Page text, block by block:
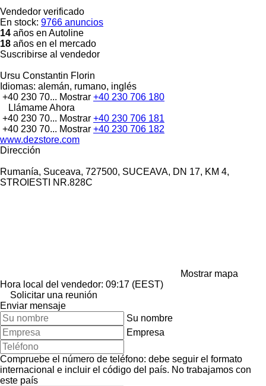
Vendedor verificado
En stock: 9766 anuncios
14 años en Autoline
18 años en el mercado
Suscribirse al vendedor
Ursu Constantin Florin
Idiomas: alemán, rumano, inglés
+40 230 70... Mostrar +40 230 706 180
Llámame Ahora
+40 230 70... Mostrar +40 230 706 181
+40 230 70... Mostrar +40 230 706 182
www.dezstore.com
Dirección
Rumanía, Suceava, 727500, SUCEAVA, DN 17, KM 4,
STROIESTI NR.828C
Mostrar mapa
Hora local del vendedor: 09:17 (EEST)
Solicitar una reunión
Enviar mensaje
Su nombre
Empresa
Compruebe el número de teléfono: debe seguir el formato
internacional e incluir el código del país. No trabajamos con
este país